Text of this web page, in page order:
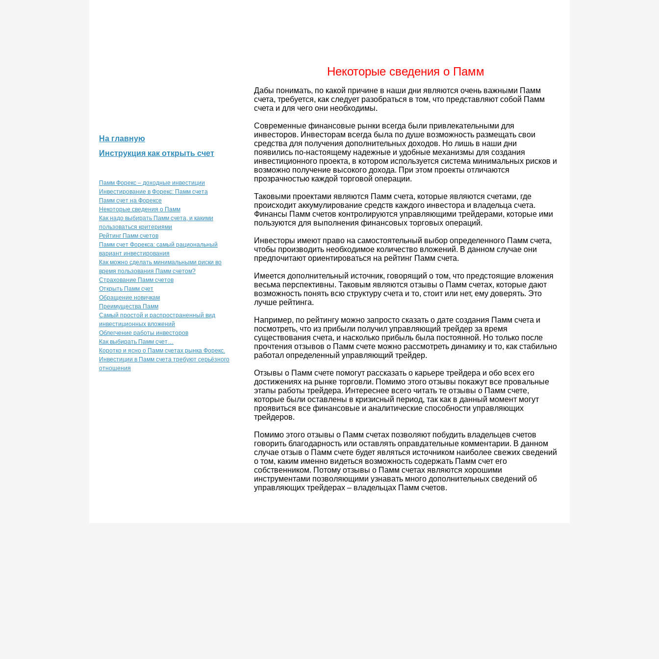
На главную
Инструкция как открыть счет
Памм Форекс – доходные инвестиции
Инвестирование в Форекс: Памм счета
Памм счет на Форексе
Некоторые сведения о Памм
Как надо выбирать Памм счета, и какими
пользоваться критериями
Рейтинг Памм счетов
Памм счет Форекса: самый рациональный
вариант инвестирования
Как можно сделать минимальными риски во
время пользования Памм счетом?
Страхование Памм счетов
Открыть Памм счет
Обращение новичкам
Преимущества Памм
Самый простой и распространенный вид
инвестиционных вложений
Облегчение работы инвесторов
Как выбирать Памм счет…
Коротко и ясно о Памм счетах рынка Форекс.
Инвестиции в Памм счета требуют серьёзного
отношения
Некоторые сведения о Памм
Дабы понимать, по какой причине в наши дни являются очень важными Памм
счета, требуется, как следует разобраться в том, что представляют собой Памм
счета и для чего они необходимы.
Современные финансовые рынки всегда были привлекательными для
инвесторов. Инвесторам всегда была по душе возможность размещать свои
средства для получения дополнительных доходов. Но лишь в наши дни
появились по-настоящему надежные и удобные механизмы для создания
инвестиционного проекта, в котором используется система минимальных рисков и
возможно получение высокого дохода. При этом проекты отличаются
прозрачностью каждой торговой операции.
Таковыми проектами являются Памм счета, которые являются счетами, где
происходит аккумулирование средств каждого инвестора и владельца счета.
Финансы Памм счетов контролируются управляющими трейдерами, которые ими
пользуются для выполнения финансовых торговых операций.
Инвесторы имеют право на самостоятельный выбор определенного Памм счета,
чтобы производить необходимое количество вложений. В данном случае они
предпочитают ориентироваться на рейтинг Памм счета.
Имеется дополнительный источник, говорящий о том, что предстоящие вложения
весьма перспективны. Таковым являются отзывы о Памм счетах, которые дают
возможность понять всю структуру счета и то, стоит или нет, ему доверять. Это
лучше рейтинга.
Например, по рейтингу можно запросто сказать о дате создания Памм счета и
посмотреть, что из прибыли получил управляющий трейдер за время
существования счета, и насколько прибыль была постоянной. Но только после
прочтения отзывов о Памм счете можно рассмотреть динамику и то, как стабильно
работал определенный управляющий трейдер.
Отзывы о Памм счете помогут рассказать о карьере трейдера и обо всех его
достижениях на рынке торговли. Помимо этого отзывы покажут все провальные
этапы работы трейдера. Интереснее всего читать те отзывы о Памм счете,
которые были оставлены в кризисный период, так как в данный момент могут
проявиться все финансовые и аналитические способности управляющих
трейдеров.
Помимо этого отзывы о Памм счетах позволяют побудить владельцев счетов
говорить благодарность или оставлять оправдательные комментарии. В данном
случае отзыв о Памм счете будет являться источником наиболее свежих сведений
о том, каким именно видеться возможность содержать Памм счет его
собственником. Потому отзывы о Памм счетах являются хорошими
инструментами позволяющими узнавать много дополнительных сведений об
управляющих трейдерах – владельцах Памм счетов.